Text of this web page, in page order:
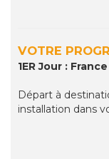
VOTRE
1ER Jour :
Départ à
installation dans